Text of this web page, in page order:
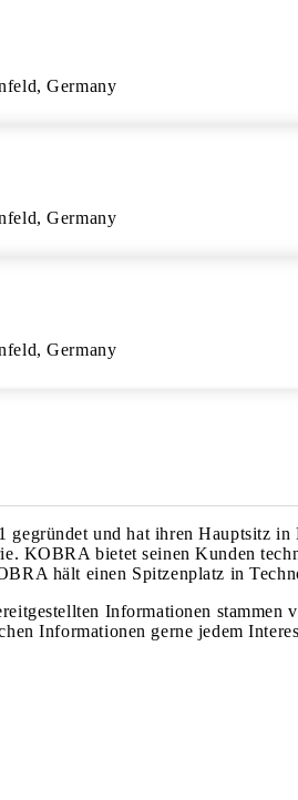
Germany
Germany
Germany
und hat ihren Hauptsitz
KOBRA bietet seinen Kunden
hält einen Spitzenplatz in
Informationen
Informationen gerne jedem